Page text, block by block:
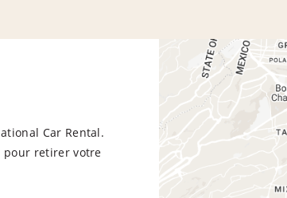
Car Rental.
pour retirer votre